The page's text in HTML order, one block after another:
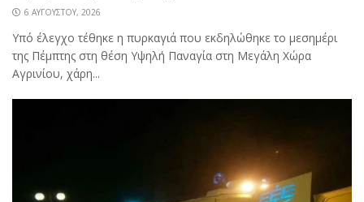
6 ΑΥΓΟΎΣΤΟΥ, 2026
Υπό έλεγχο τέθηκε η πυρκαγιά που εκδηλώθηκε το μεσημέρι
της Πέμπτης στη θέση Υψηλή Παναγία στη Μεγάλη Χώρα
Αγρινίου, χάρη...